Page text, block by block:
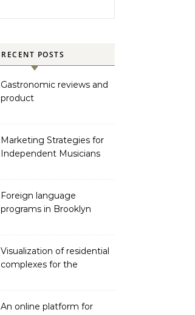
RECENT POSTS
Gastronomic reviews and
product
Marketing Strategies for
Independent Musicians
Foreign language
programs in Brooklyn
Visualization of residential
complexes for the
An online platform for